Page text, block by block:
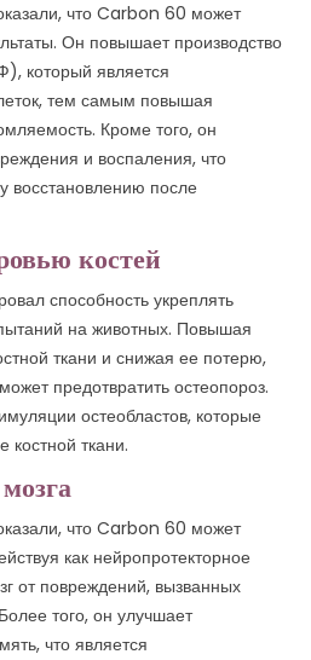
что Carbon 60 может
Он повышает производство
который является
тем самым повышая
Кроме того, он
и воспаления, что
восстановлению после
костей
способность укреплять
на животных. Повышая
ткани и снижая ее потерю,
предотвратить остеопороз.
остеобластов, которые
ткани.
что Carbon 60 может
как нейропротекторное
от повреждений, вызванных
того, он улучшает
что является